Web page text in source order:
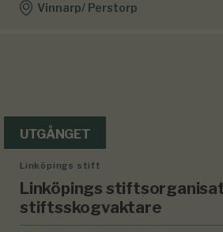
Vinnarp/ Perstorp
UTGÅNGET
Linköpings stift
Linköpings
stiftsskogvaktare